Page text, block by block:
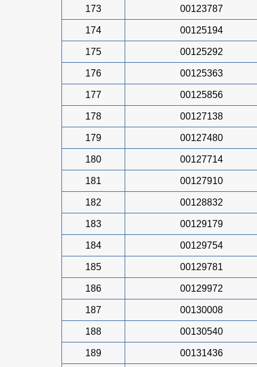
173 00123787
174 00125194
175 00125292
176 00125363
177 00125856
178 00127138
179 00127480
180 00127714
181 00127910
182 00128832
183 00129179
184 00129754
185 00129781
186 00129972
187 00130008
188 00130540
189 00131436